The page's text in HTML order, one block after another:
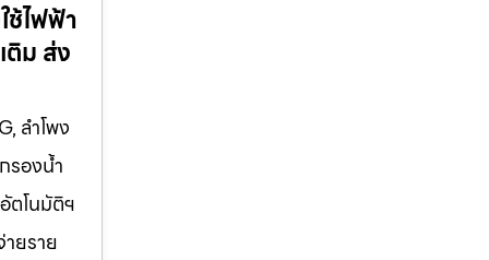
ช้ไฟฟ้า
ม ส่ง
ลำโพง
รองน้ำ
ตโนมัติฯ
ยราย